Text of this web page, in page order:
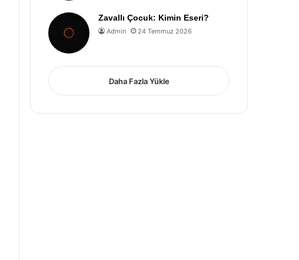
Zavallı Çocuk: Kimin Eseri?
Admin 24 Temmuz 2026
Daha Fazla Yükle